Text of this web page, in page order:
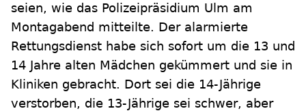
seien, wie das Polizeipräsidium Ulm am
Montagabend mitteilte. Der alarmierte
Rettungsdienst habe sich sofort um die 13 und
14 Jahre alten Mädchen gekümmert und sie in
Kliniken gebracht. Dort sei die 14-Jährige
verstorben, die 13-Jährige sei schwer, aber